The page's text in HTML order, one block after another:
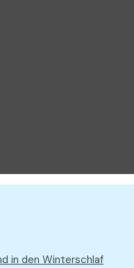
in den Winterschlaf